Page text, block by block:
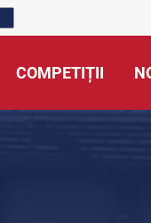
COMPETIȚII